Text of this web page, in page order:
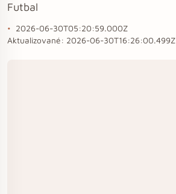
Futbal
2026-06-30T05:20:59.000Z
Aktualizované: 2026-06-30T16:26:00.499Z